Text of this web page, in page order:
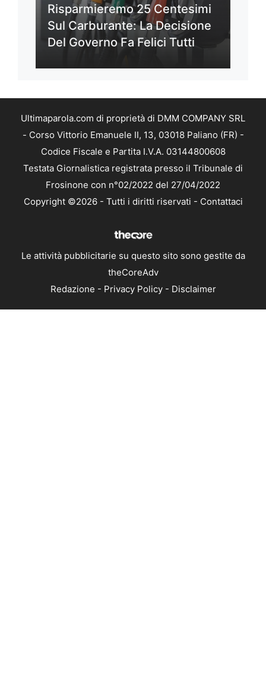
Risparmieremo 25 Centesimi
Sul Carburante: La Decisione
Del Governo Fa Felici Tutti
Ultimaparola.com di proprietà di DMM COMPANY SRL
- Corso Vittorio Emanuele II, 13, 03018 Paliano (FR) -
Codice Fiscale e Partita I.V.A. 03144800608
Testata Giornalistica registrata presso il Tribunale di
Frosinone con n°02/2022 del 27/04/2022
Copyright ©2026 - Tutti i diritti riservati - Contattaci
Le attività pubblicitarie su questo sito sono gestite da
theCoreAdv
Redazione - Privacy Policy- Disclaimer